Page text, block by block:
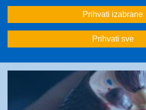
<< < 1 2
Prihvati izabrane
Prihvati sve